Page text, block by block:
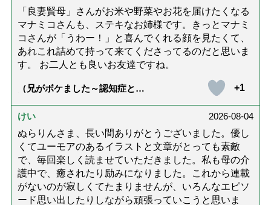
「良妻賢母」さんがお米や野菜やお花を届けたくなる
マナミコさんも、ステキなお姉様です。きっとマナミ
コさんが「うわー！」と喜んでくれる顔を見たくて、
あれこれ詰めて持って来てくださってるのだと思いま
す。 お二人とも良いお友達ですね。
（兄がボケました～認知症と介
達』が届きました」）
+1
けい
2026-08-04
ぬらりんさま、長い間ありがとうございました。優し
くてユーモアのあるイラストと文章がとっても素敵
で、毎回楽しく読ませていただきました。私も母の介
護中で、癒されたり励みになりました。これから連載
がないのが寂しくてたまりませんが、いろんなエピソ
ード思い出したりしながら頑張っていこうと思いま